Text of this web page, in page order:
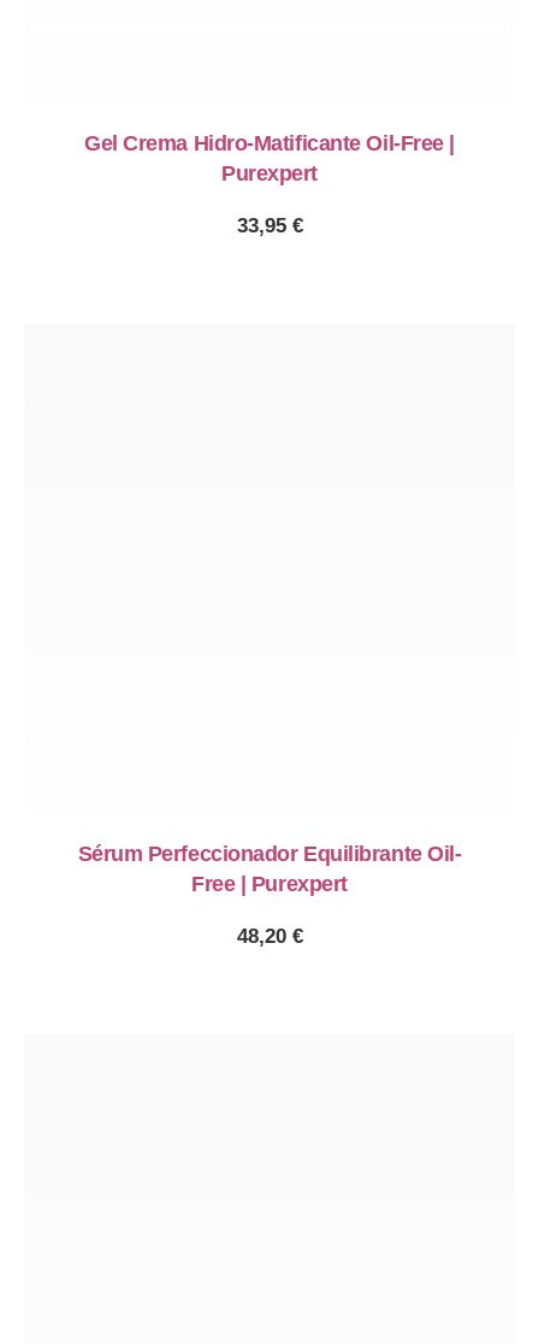
Gel Crema Hidro-Matificante Oil-Free |
Purexpert
33,95 €
Sérum Perfeccionador Equilibrante Oil-
Free | Purexpert
48,20 €